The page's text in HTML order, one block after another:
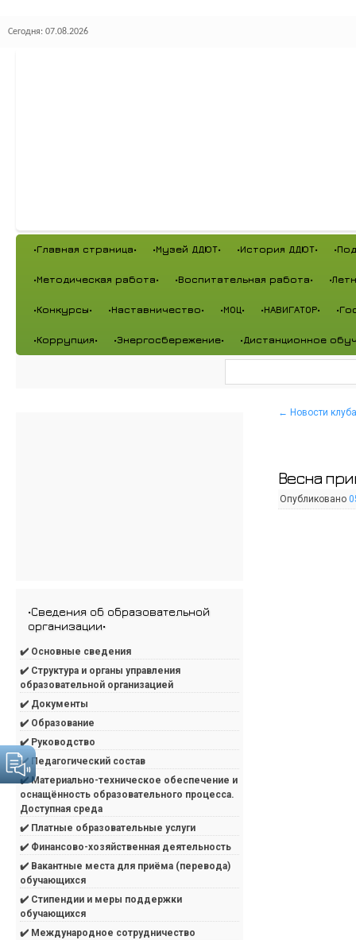
Сегодня: 07.08.2026
•Главная страница• •Музей ДДЮТ• •История ДДЮТ•
•Методическая работа• •Воспитательная работа•
•Конкурсы• •Наставничество• •МОЦ• •НАВИГАТОР•
•Коррупция• •Энергосбережение• •Дистанционное
← Новости
Весна
Опубликовано
•Сведения об образовательной
организации•
✔️ Основные сведения
✔️ Структура и органы управления
образовательной организацией
✔️ Документы
✔️ Образование
✔️ Руководство
✔️ Педагогический состав
✔️ Материально-техническое обеспечение и
оснащённость образовательного процесса.
Доступная среда
✔️ Платные образовательные услуги
✔️ Финансово-хозяйственная деятельность
✔️ Вакантные места для приёма (перевода)
обучающихся
✔️ Стипендии и меры поддержки
обучающихся
✔️ Международное сотрудничество